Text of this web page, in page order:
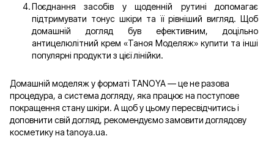
Поєднання засобів у щоденній рутині допомагає
підтримувати тонус шкіри та її рівніший вигляд. Щоб
домашній догляд був ефективним, доцільно
антицелюлітний крем «Таноя Моделяж» купити та інші
популярні продукти з цієї лінійки.
Домашній моделяж у форматі TANOYA — це не разова
процедура, а система догляду, яка працює на поступове
покращення стану шкіри. А щоб у цьому пересвідчитись і
доповнити свій догляд, рекомендуємо замовити доглядову
косметику на tanoya.ua.